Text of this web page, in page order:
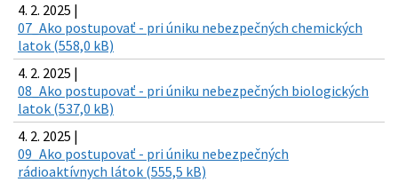
4. 2. 2025 |
07_Ako postupovať - pri úniku nebezpečných chemických
latok (558,0 kB)
4. 2. 2025 |
08_Ako postupovať - pri úniku nebezpečných biologických
latok (537,0 kB)
4. 2. 2025 |
09_Ako postupovať - pri úniku nebezpečných
rádioaktívnych látok (555,5 kB)